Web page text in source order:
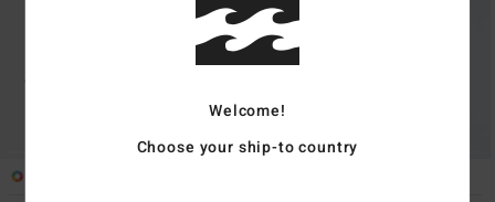
Welcome!
Choose your ship-to country